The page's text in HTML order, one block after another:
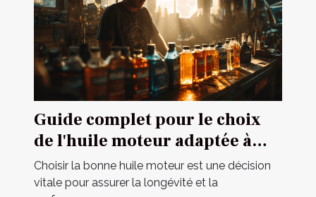
Guide complet pour le choix
de l'huile moteur adaptée à
votre véhicule
Choisir la bonne huile moteur est une décision
vitale pour assurer la longévité et la